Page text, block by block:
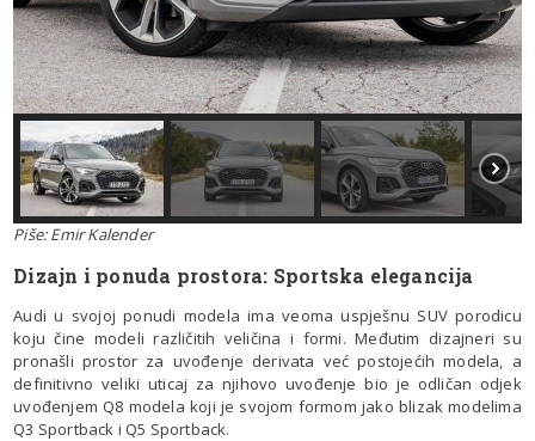
Piše: Emir Kalender
Dizajn i ponuda prostora: Sportska elegancija
Audi u svojoj ponudi modela ima veoma uspješnu SUV porodicu
koju čine modeli različitih veličina i formi. Međutim dizajneri su
pronašli prostor za uvođenje derivata već postojećih modela, a
definitivno veliki uticaj za njihovo uvođenje bio je odličan odjek
uvođenjem Q8 modela koji je svojom formom jako blizak modelima
Q3 Sportback i Q5 Sportback.